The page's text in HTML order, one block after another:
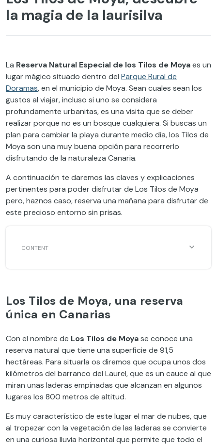
la magia de la laurisilva
La Reserva Natural Especial de los Tilos de Moyaes un
lugar mágico situado dentro del Parque Rural de
Doramas, en el municipio de Moya. Sean cuales sean los
gustos al viajar, incluso si uno se considera
profundamente urbanitas, es una visita que se deber
realizar porque no es un bosque cualquiera. Si buscas un
plan para cambiar la playa durante medio día, los Tilos de
Moya son una muy buena opción para recorrerlo
disfrutando de la naturaleza Canaria.
A continuación te daremos las claves y explicaciones
pertinentes para poder disfrutar de Los Tilos de Moya
pero, haznos caso, reserva una mañana para disfrutar de
este precioso entorno sin prisas.
Los Tilos de Moya, una reserva
única en Canarias
Con el nombre de Los Tilos de Moyase conoce una
reserva natural que tiene una superficie de 91,5
hectáreas. Para situarla os diremos que ocupa unos dos
kilómetros del barranco del Laurel, que es un cauce al que
miran unas laderas empinadas que alcanzan en algunos
lugares los 800 metros de altitud.
Es muy característico de este lugar el mar de nubes, que
al tropezar con la vegetación de las laderas se convierte
en una curiosa lluvia horizontal que permite que todo el